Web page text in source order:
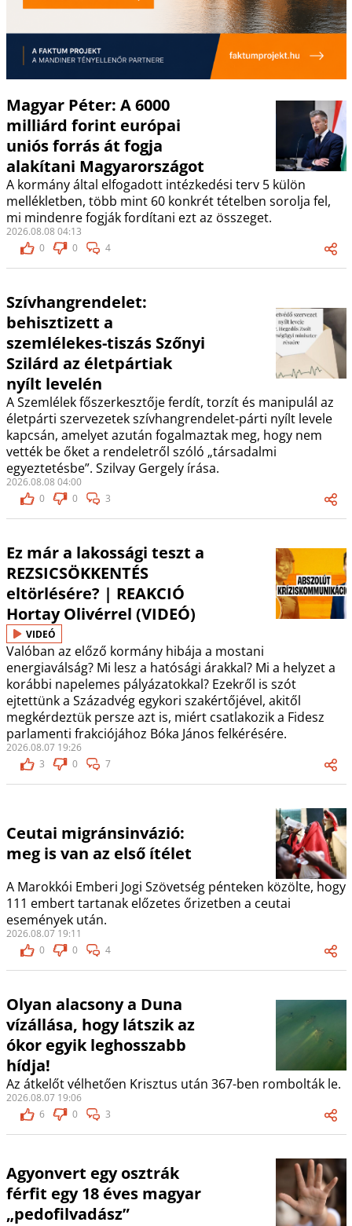
Magyar Péter: A 6000
milliárd forint európai
uniós forrás át fogja
alakítani Magyarországot
A kormány által elfogadott intézkedési terv 5 külön
mellékletben, több mint 60 konkrét tételben sorolja fel,
mi mindenre fogják fordítani ezt az összeget.
2026.08.08 04:13
0
0 4
Szívhangrendelet:
behisztizett a
szemlélekes-tiszás Szőnyi
Szilárd az életpártiak
nyílt levelén
A Szemlélek főszerkesztője ferdít, torzít és manipulál az
életpárti szervezetek szívhangrendelet-párti nyílt levele
kapcsán, amelyet azután fogalmaztak meg, hogy nem
vették be őket a rendeletről szóló „társadalmi
egyeztetésbe”. Szilvay Gergely írása.
2026.08.08 04:00
0
0 3
Ez már a lakossági teszt a
REZSICSÖKKENTÉS
eltörlésére? | REAKCIÓ
Hortay Olivérrel (VIDEÓ)
VIDEÓ
Valóban az előző kormány hibája a mostani
energiaválság? Mi lesz a hatósági árakkal? Mi a helyzet a
korábbi napelemes pályázatokkal? Ezekről is szót
ejtettünk a Századvég egykori szakértőjével, akitől
megkérdeztük persze azt is, miért csatlakozik a Fidesz
parlamenti frakciójához Bóka János felkérésére.
2026.08.07 19:26
3
0 7
Ceutai migránsinvázió:
meg is van az első ítélet
A Marokkói Emberi Jogi Szövetség pénteken közölte, hogy
111 embert tartanak előzetes őrizetben a ceutai
események után.
2026.08.07 19:11
0
0 4
Olyan alacsony a Duna
vízállása, hogy látszik az
ókor egyik leghosszabb
hídja!
Az átkelőt vélhetően Krisztus után 367-ben rombolták le.
2026.08.07 19:06
6
0 3
Agyonvert egy osztrák
férfit egy 18 éves magyar
„pedofilvadász”